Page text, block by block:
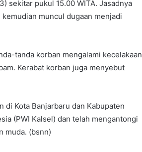
sekitar pukul 15.00 WITA. Jasadnya
muncul dugaan menjadi
tanda korban mengalami kecelakaan
Kerabat korban juga menyebut
Kota Banjarbaru dan Kabupaten
(PWI Kalsel) dan telah mengantongi
muda. (bsnn)